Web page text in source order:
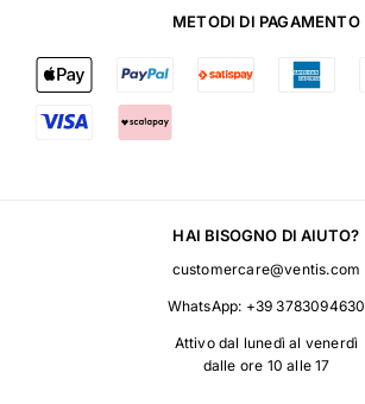
METODI DI PAGAMENTO
HAI BISOGNO DI AIUTO?
customercare@ventis.com
WhatsApp: +39 3783094630
Attivo dal lunedì al venerdì
dalle ore 10 alle 17